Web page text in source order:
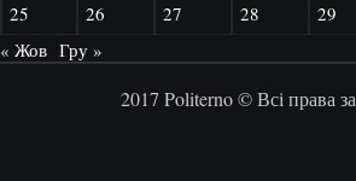
25
26 27 28 29
« Жов Гру »
2017 Politerno © Всі права